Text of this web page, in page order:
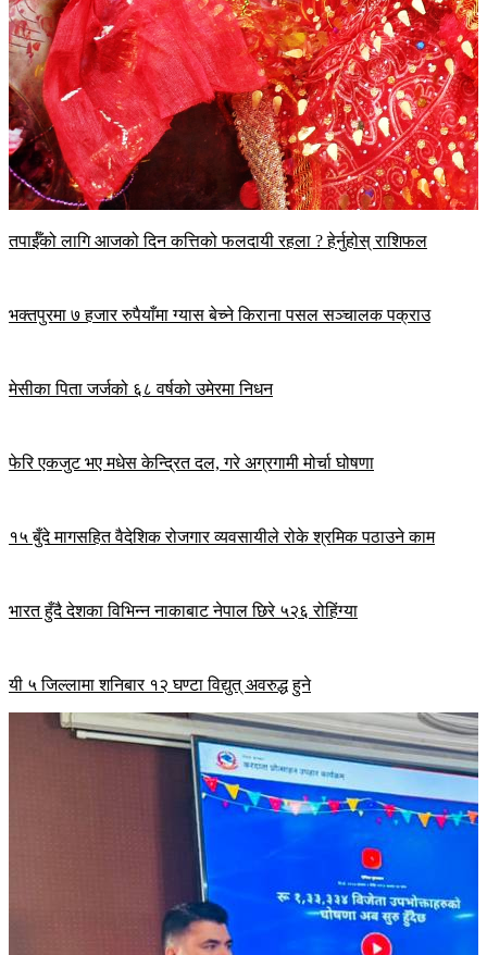
तपाईँको लागि आजको दिन कत्तिको फलदायी रहला ? हेर्नुहोस् राशिफल
भक्तपुरमा ७ हजार रुपैयाँमा ग्यास बेच्ने किराना पसल सञ्चालक पक्राउ
मेसीका पिता जर्जको ६८ वर्षको उमेरमा निधन
फेरि एकजुट भए मधेस केन्द्रित दल, गरे अग्रगामी मोर्चा घोषणा
१५ बुँदे मागसहित वैदेशिक रोजगार व्यवसायीले रोके श्रमिक पठाउने काम
भारत हुँदै देशका विभिन्न नाकाबाट नेपाल छिरे ५२६ रोहिंग्या
यी ५ जिल्लामा शनिबार १२ घण्टा विद्युत् अवरुद्ध हुने